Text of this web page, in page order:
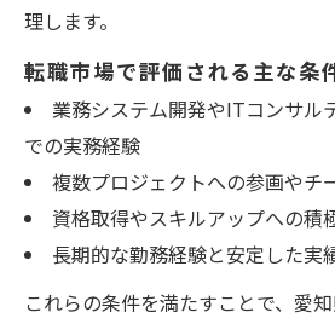
理します。
転職市場で評価される主な条
業務システム開発やITコンサル
での実務経験
複数プロジェクトへの参画やチ
資格取得やスキルアップへの積
長期的な勤務経験と安定した実
これらの条件を満たすことで、愛